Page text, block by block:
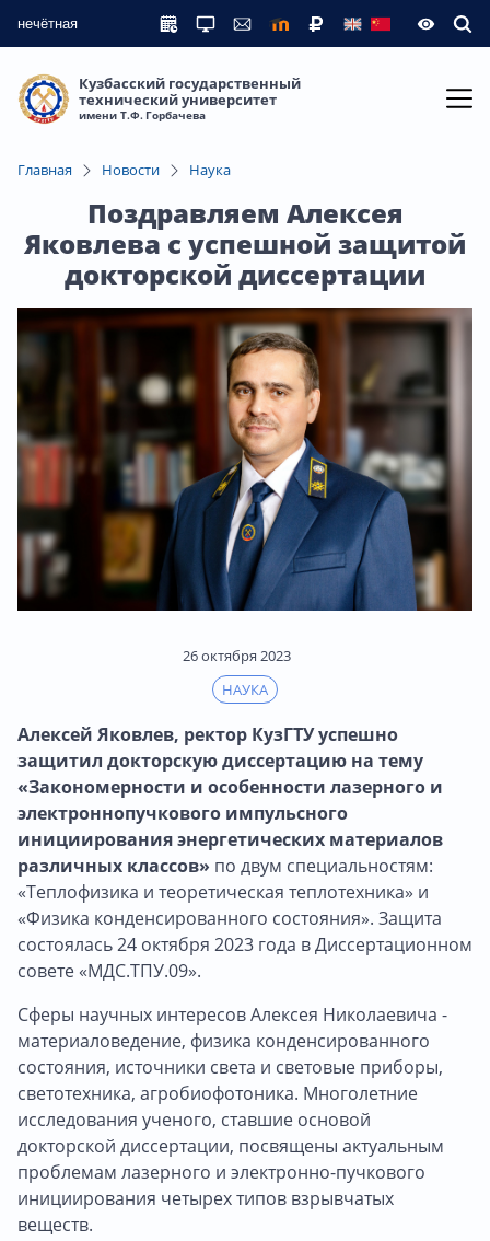
нечётная
Кузбасский государственный
технический университет
имени Т.Ф. Горбачева
Главная Новости Наука
Поздравляем Алексея
Яковлева с успешной защитой
докторской диссертации
26 октября 2023
НАУКА
Алексей Яковлев, ректор КузГТУ успешно
защитил докторскую диссертацию на тему
«Закономерности и особенности лазерного и
электронно­пучкового импульсного
инициирования энергетических материалов
различных классов» по двум специальностям:
«Теплофизика и теоретическая теплотехника» и
«Физика конденсированного состояния». Защита
состоялась 24 октября 2023 года в Диссертационном
совете «МДС.ТПУ.09».
Сферы научных интересов Алексея Николаевича -
материаловедение, физика конденсированного
состояния, источники света и световые приборы,
светотехника, агробиофотоника. Многолетние
исследования ученого, ставшие основой
докторской диссертации, посвящены актуальным
проблемам лазерного и электронно-пучкового
инициирования четырех типов взрывчатых
веществ.